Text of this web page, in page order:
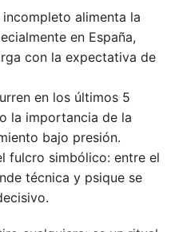
alimenta la
en España,
con la expectativa de
en los últimos 5
la importancia de la
bajo presión.
fulcro simbólico: entre el
técnica y psique se